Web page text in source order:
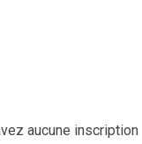
aucune inscription